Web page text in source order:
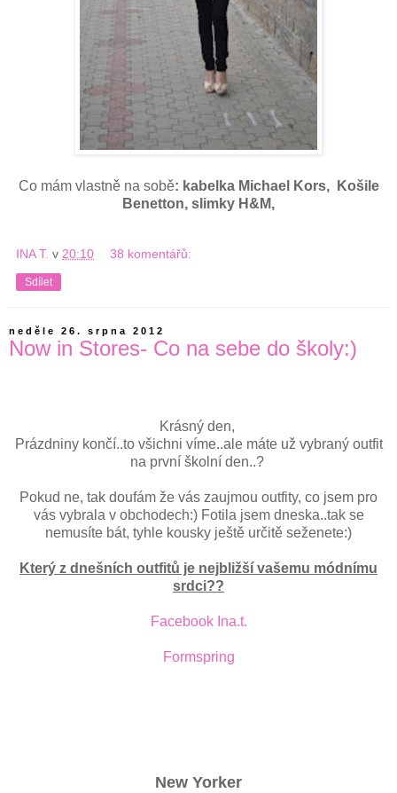
Co mám vlastně na sobě: kabelka Michael Kors, Košile
Benetton, slimky H&M,
INA T. v 20:10 38 komentářů:
Sdílet
neděle 26. srpna 2012
Now in Stores- Co na sebe do školy:)
Krásný den,
Prázdniny končí..to všichni víme..ale máte už vybraný outfit
na první školní den..?
Pokud ne, tak doufám že vás zaujmou outfity, co jsem pro
vás vybrala v obchodech:) Fotila jsem dneska..tak se
nemusíte bát, tyhle kousky ještě určitě seženete:)
Který z dnešních outfitů je nejbližší vašemu módnímu
srdci??
Facebook Ina.t.
Formspring
New Yorker